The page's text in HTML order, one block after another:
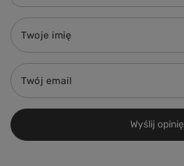
Twoje imię
Twój email
Wyślij opinię